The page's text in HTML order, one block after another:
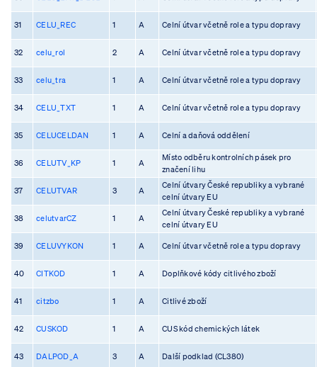
31 CELU_REC 1 A Celní útvar včetně role a typu dopravy
32 celu_rol 2 A Celní útvar včetně role a typu dopravy
33 celu_tra 1 A Celní útvar včetně role a typu dopravy
34 CELU_TXT 1 A Celní útvar včetně role a typu dopravy
35 CELUCELDAN 1 A Celní a daňová oddělení
36 CELUTV_KP 1 A
Místo odběru kontrolních pásek pro
značení lihu
37 CELUTVAR 3 A
Celní útvary České republiky a vybrané
celní útvary EU
38 celutvarCZ 1 A
Celní útvary České republiky a vybrané
celní útvary EU
39 CELUVYKON 1 A Celní útvar včetně role a typu dopravy
40 CITKOD 1 A Doplňkové kódy citlivého zboží
41 citzbo 1 A Citlivé zboží
42 CUSKOD 1 A CUS kód chemických látek
43 DALPOD_A 3 A Další podklad (CL380)